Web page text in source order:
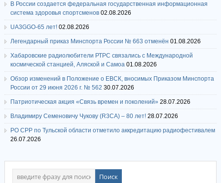
В России создается федеральная государственная информационная
система здоровья спортсменов 02.08.2026
UA3GGO-65 лет! 02.08.2026
Легендарный приказ Минспорта России № 663 отменён 01.08.2026
Хабаровские радиолюбители РТРС связались с Международной
космической станцией, Аляской и Самоа 01.08.2026
Обзор изменений в Положение о ЕВСК, вносимых Приказом Минспорта
России от 29 июня 2026 г. № 562 30.07.2026
Патриотическая акция «Связь времен и поколений» 28.07.2026
Владимиру Семеновичу Чукову (R3CA) – 80 лет! 28.07.2026
РО СРР по Тульской области отметило аккредитацию радиофестивалем
26.07.2026